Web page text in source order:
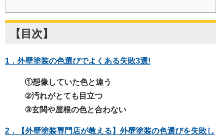
【目次】
1．外壁塗装の色選びでよくある失敗3選!
①想像していた色と違う
②汚れがとても目立つ
③玄関や屋根の色と合わない
2．【外壁塗装専門店が教える】外壁塗装の色選びを失敗し